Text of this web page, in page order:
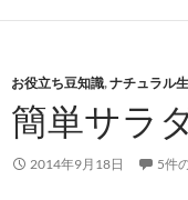
お役立ち豆知識,ナチュラル
簡単サラ
2014年9月18日 5件